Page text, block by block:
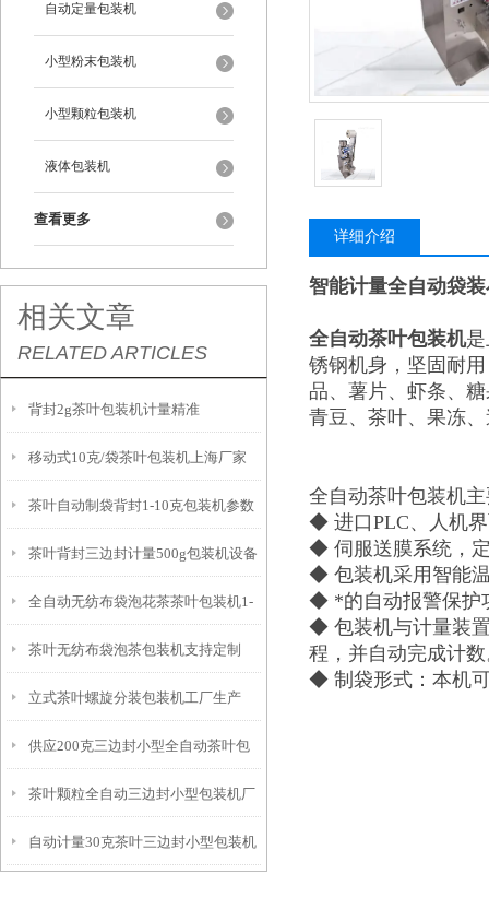
自动定量包装机
小型粉末包装机
小型颗粒包装机
液体包装机
查看更多
相关文章
RELATED ARTICLES
背封2g茶叶包装机计量精准
移动式10克/袋茶叶包装机上海厂家
茶叶自动制袋背封1-10克包装机参数
茶叶背封三边封计量500g包装机设备
全自动无纺布袋泡花茶茶叶包装机1-
25克厂家
茶叶无纺布袋泡茶包装机支持定制
立式茶叶螺旋分装包装机工厂生产
供应200克三边封小型全自动茶叶包
装机
茶叶颗粒全自动三边封小型包装机厂
家
自动计量30克茶叶三边封小型包装机
详细介绍
智能计量全自动袋
全自动茶叶包装机
锈钢机身，坚固耐
品、薯片、虾条、
青豆、茶叶、果冻
全自动茶叶包装机
◆ 进口PLC、人机
◆ 伺服送膜系统，
◆ 包装机采用智能
◆ *的自动报警保护
◆ 包装机与计量装
程，并自动完成计
◆ 制袋形式：本机